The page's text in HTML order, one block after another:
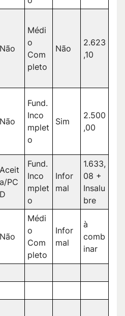
Não
Médi
o
Com
pleto
Não
2.623
,10
Não
Fund.
Inco
mplet
o
Sim
2.500
,00
Aceit
a/PC
D
Fund.
Inco
mplet
o
Infor
mal
1.633,
08 +
Insalu
bre
Não
Médi
o
Com
pleto
Infor
mal
à
comb
inar